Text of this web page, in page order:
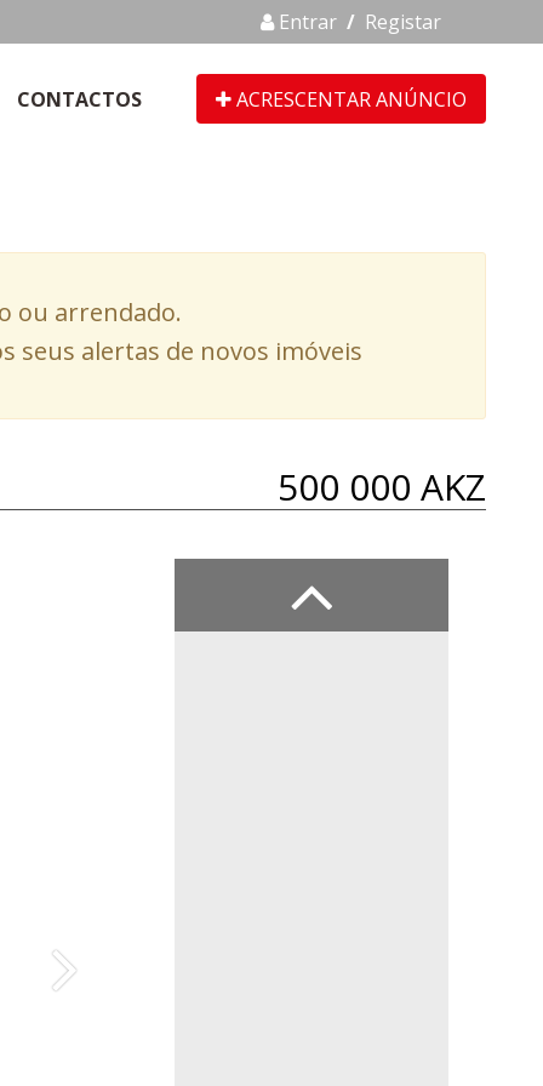
Entrar / Registar
CONTACTOS ACRESCENTAR ANÚNCIO
ou arrendado.
seus alertas de novos imóveis
500 000 AKZ